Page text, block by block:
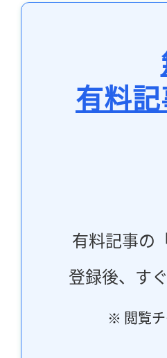
有料
有料記事の
登録後、す
※ 閲覧